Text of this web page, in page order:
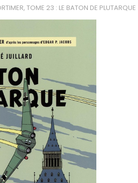
TOME 23 : LE BATON DE PLUTARQUE